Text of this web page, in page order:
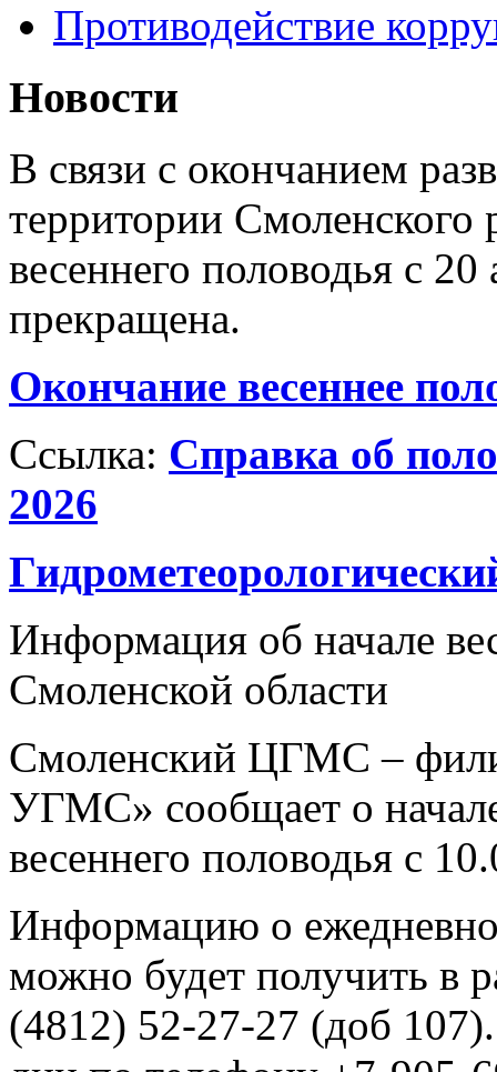
Противодействие
Новости
В связи с окончанием
территории Смоленского
весеннего половодья с 20
прекращена.
Окончание весеннее
Ссылка: Справка об
2026
Информация об начале
Смоленской
Смоленский ЦГМС –
УГМС» сообщает о
весеннего половодья с
Информацию о
можно будет получить в
(4812) 52-27-27 (доб